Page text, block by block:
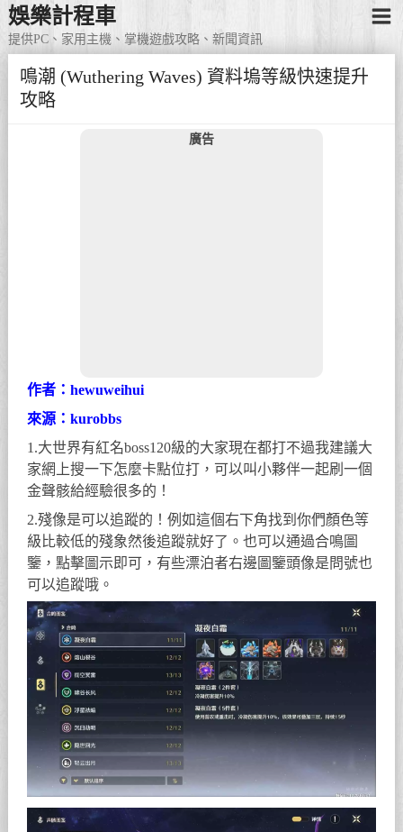
娛樂計程車
提供PC、家用主機、掌機遊戲攻略、新聞資訊
鳴潮 (Wuthering Waves) 資料塢等級快速提升
攻略
廣告
作者：hewuweihui
來源：kurobbs
1.大世界有紅名boss120級的大家現在都打不過我建議大
家網上搜一下怎麼卡點位打，可以叫小夥伴一起刷一個
金聲骸給經驗很多的！
2.殘像是可以追蹤的！例如這個右下角找到你們顏色等
級比較低的殘象然後追蹤就好了。也可以通過合鳴圖
鑒，點擊圖示即可，有些漂泊者右邊圖鑒頭像是問號也
可以追蹤哦。